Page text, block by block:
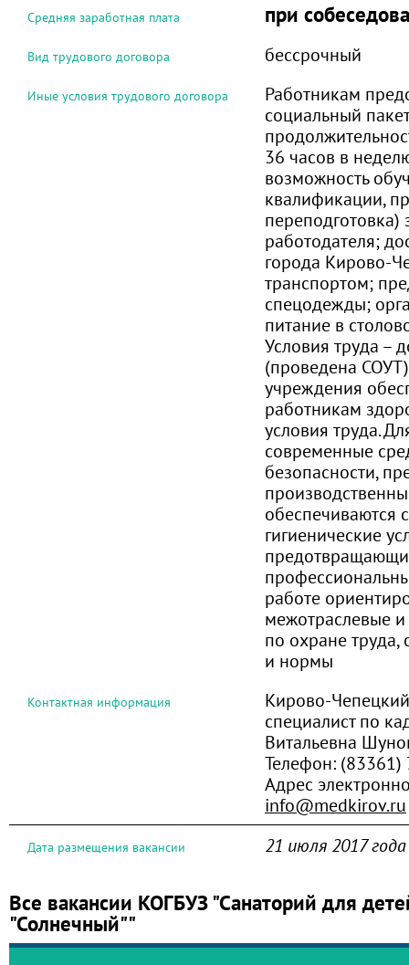
Средняя заработная плата при
Вид трудового договора бессрочный
Иные условия трудового договора
Работникам
социальный
36 часов в
возможность
квалификации,
переподготовка)
работодателя;
города Кирово-
транспортом;
спецодежды;
питание в
Условия труда –
(проведена
учреждения
работникам
условия труда.
современные
безопасности,
обеспечиваются
гигиенические
работе
межотраслевые
по охране труда,
и нормы
Контактная информация
Кирово-
специалист по
Витальевна
Телефон: (83361)
Адрес
info@medkirov.ru
Дата размещения вакансии 21 июля 2017 года
Все вакансии КОГБУЗ "Санаторий для
"Солнечный""